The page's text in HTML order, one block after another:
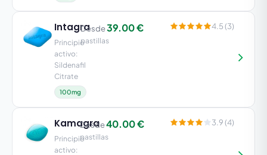
Intagra
Principio
activo:
Sildenafil
Citrate
100mg
Desde39.00 €
pastillas
4.5 (3)
Kamagra
Principio
activo:
Desde40.00 €
pastillas
3.9 (4)